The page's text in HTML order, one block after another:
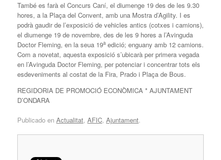
També es farà el Concurs Caní, el diumenge 19 des de les 9.30
hores, a la Plaça del Convent, amb una Mostra d’Agility. I es
podrà gaudir de l’exposició de vehicles antics (cotxes i camions),
el diumenge 19 de novembre, des de les 9 hores a l’Avinguda
Doctor Fleming, en la seua 19a edició; enguany amb 12 camions.
Com a novetat, aquesta exposició s’ubicarà per primera vegada
en l’Avinguda Doctor Fleming, per potenciar i concentrar tots els
esdeveniments al costat de la Fira, Prado i Plaça de Bous.
REGIDORIA DE PROMOCIÓ ECONÒMICA * AJUNTAMENT
D’ONDARA
Publicado en Actualitat, AFIC, Ajuntament.